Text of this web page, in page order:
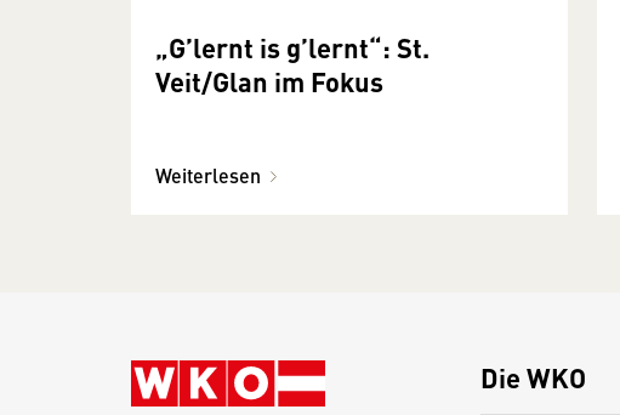
„G’lernt is g’lernt“: St.
Veit/Glan im Fokus
Weiterlesen
Die WKO